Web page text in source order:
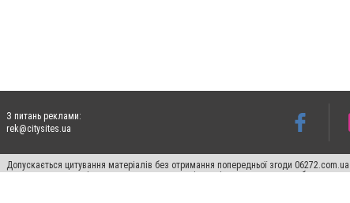
З питань реклами:
rek@citysites.ua
Допускається цитування матеріалів без отримання попередньої згоди
пошукових систем гіперпосилання на цитовані статті не нижче другого абзацу в